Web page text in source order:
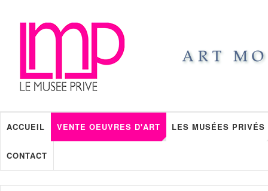
ACCUEIL VENTE OEUVRES D'ART LES MUSÉES PRIVÉS
CONTACT